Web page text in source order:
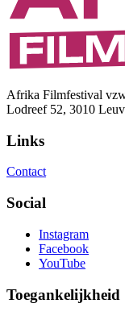
Afrika Filmfestival
Lodreef 52, 3010
Links
Contact
Social
Instagram
Facebook
YouTube
Toegankelijkheid